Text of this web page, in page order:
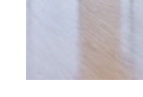
MIROIRS VIEILLIS
MIROIR VIEILLI